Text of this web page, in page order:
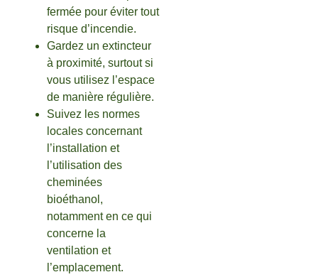
fermée pour éviter tout
risque d’incendie.
Gardez un extincteur
à proximité, surtout si
vous utilisez l’espace
de manière régulière.
Suivez les normes
locales concernant
l’installation et
l’utilisation des
cheminées
bioéthanol,
notamment en ce qui
concerne la
ventilation et
l’emplacement.